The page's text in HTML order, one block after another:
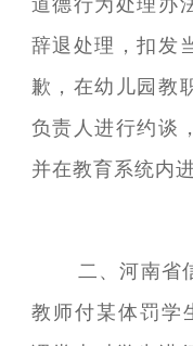
道德行为处理办
辞退处理，扣发
歉，在幼儿园教
负责人进行约谈
并在教育系统内
二、河南省
教师付某体罚学